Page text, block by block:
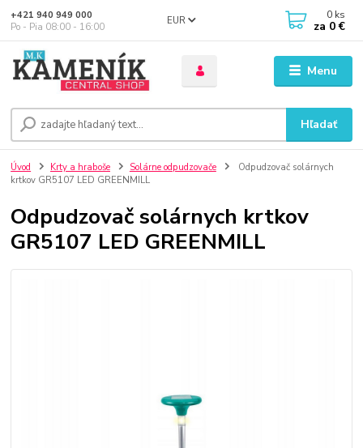
Menu
EUR
Hľadať
+421 940 949 000
Po - Pia 08:00 - 16:00
0 ks
za 0 €
Úvod Krty a hraboše Solárne odpudzovače
Odpudzovač solárnych
krtkov GR5107 LED GREENMILL
Odpudzovač solárnych krtkov
GR5107 LED GREENMILL